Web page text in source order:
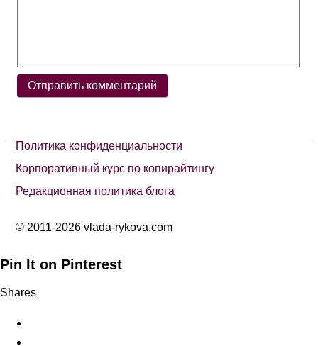
Политика конфиденциальности
Корпоративный курс по копирайтингу
Редакционная политика блога
© 2011-2026 vlada-rykova.com
Pin It on Pinterest
Shares